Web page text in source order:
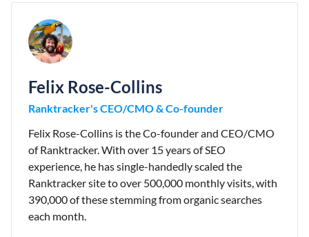
Felix Rose-Collins
Ranktracker's CEO/CMO & Co-founder
Felix Rose-Collins is the Co-founder and CEO/CMO
of Ranktracker. With over 15 years of SEO
experience, he has single-handedly scaled the
Ranktracker site to over 500,000 monthly visits, with
390,000 of these stemming from organic searches
each month.